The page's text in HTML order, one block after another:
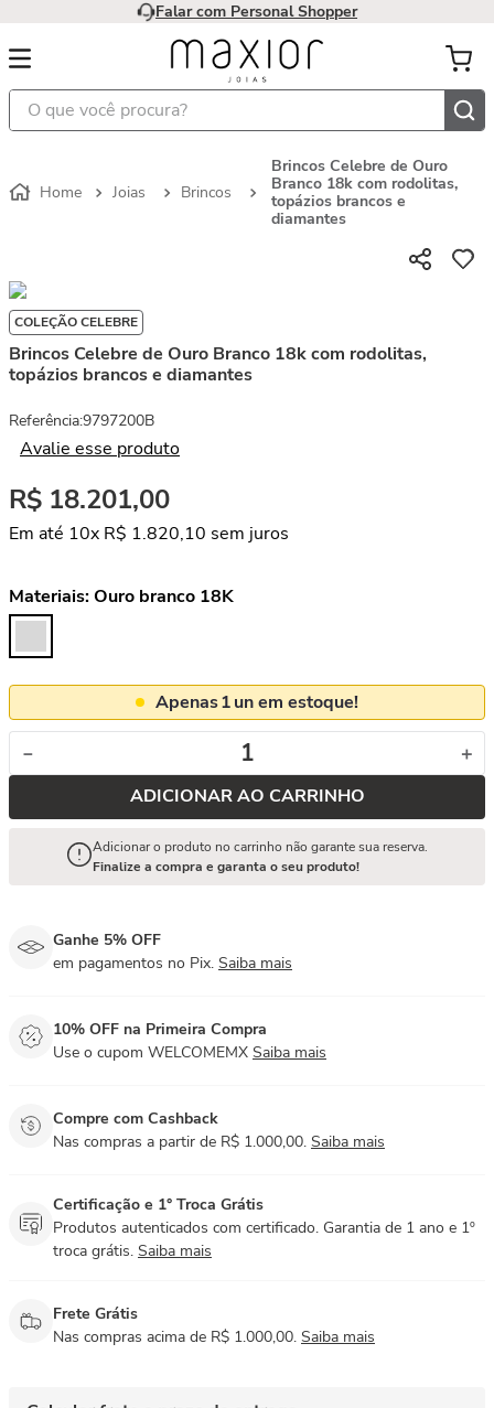
Falar com Personal Shopper
O que você procura?
Joias Brincos
Brincos Celebre de Ouro
Branco 18k com rodolitas,
topázios brancos e
diamantes
COLEÇÃO CELEBRE
Brincos Celebre de Ouro Branco 18k com rodolitas,
topázios brancos e diamantes
Referência:9797200B
Avalie esse produto
R$ 18.201,00
Em até 10x R$ 1.820,10 sem juros
Materiais:Ouro branco 18K
Apenas1un em estoque!
＋
－
ADICIONAR AO CARRINHO
Adicionar o produto no carrinho não garante sua reserva.
Finalize a compra e garanta o seu produto!
Ganhe 5% OFF
em pagamentos no Pix. Saiba mais
10% OFF na Primeira Compra
Use o cupom WELCOMEMX Saiba mais
Compre com Cashback
Nas compras a partir de R$ 1.000,00. Saiba mais
Certificação e 1° Troca Grátis
Produtos autenticados com certificado. Garantia de 1 ano e 1º
troca grátis. Saiba mais
Frete Grátis
Nas compras acima de R$ 1.000,00. Saiba mais